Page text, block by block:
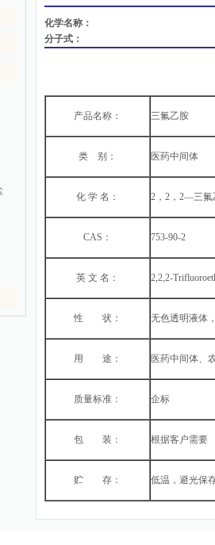
化学名称：
分子式：
产品名称： 三氟乙胺
类 别： 医药中间体
化 学 名： 2，2，2—三氟
CAS： 753-90-2
英 文 名： 2,2,2-
性 状： 无色透明液体
用 途： 医药中间体、
质量标准： 企标
包 装： 根据客户需要
贮 存： 低温，避光保